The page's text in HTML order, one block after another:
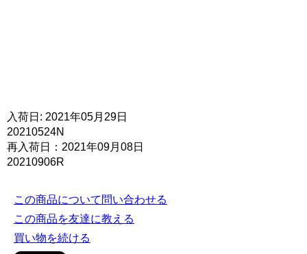
入荷日: 2021年05月29日
20210524N
再入荷日：2021年09月08日
20210906R
この商品について問い合わせる
この商品を友達に教える
買い物を続ける